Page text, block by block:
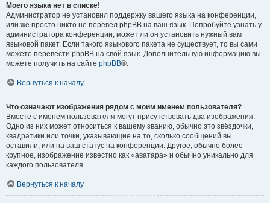
Моего языка нет в списке!
Администратор не установил поддержку вашего языка на конференции,
или же просто никто не перевёл phpBB на ваш язык. Попробуйте узнать у
администратора конференции, может ли он установить нужный вам
языковой пакет. Если такого языкового пакета не существует, то вы сами
можете перевести phpBB на свой язык. Дополнительную информацию вы
можете получить на сайте phpBB®.
Вернуться к началу
Что означают изображения рядом с моим именем пользователя?
Вместе с именем пользователя могут присутствовать два изображения.
Одно из них может относиться к вашему званию, обычно это звёздочки,
квадратики или точки, указывающие на то, сколько сообщений вы
оставили, или на ваш статус на конференции. Другое, обычно более
крупное, изображение известно как «аватара» и обычно уникально для
каждого пользователя.
Вернуться к началу